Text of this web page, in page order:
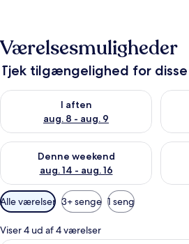
Værelsesmuligheder
Tjek tilgængelighed for
I aften
aug. 8 - aug. 9
Tjek tilgængelighed for i aften aug. 8
Tjek
Denne weekend
aug. 14 - aug. 16
Tjek tilgængelighed for denne Tjek
Tilgængelige
filtre
for
værelser
Alle værelser 3+ senge 1 seng
Viser 4 ud af 4 værelser